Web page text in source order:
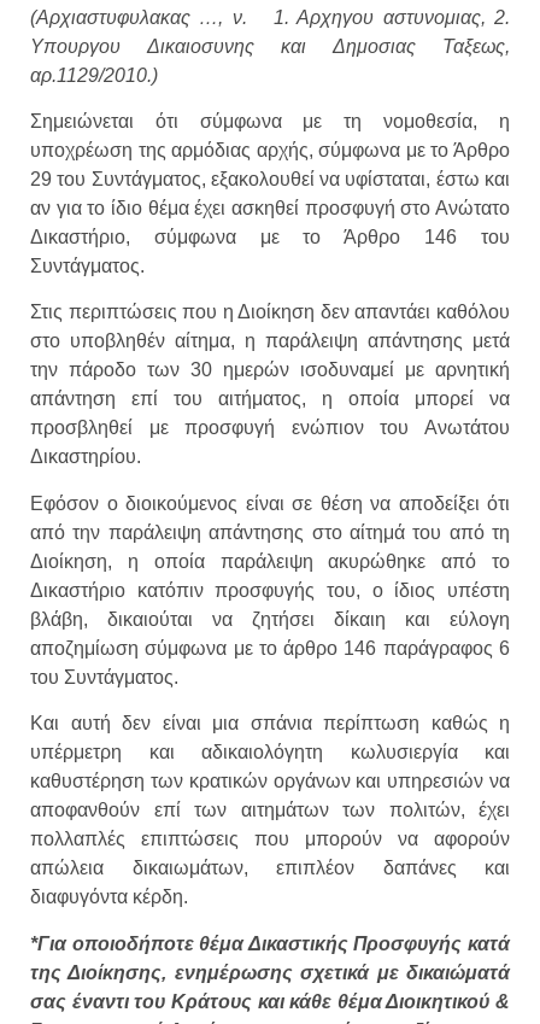
(Αρχιαστυφυλακας …, ν. 1. Αρχηγου αστυνομιας, 2.
Υπουργου Δικαιοσυνης και Δημοσιας Ταξεως,
αρ.1129/2010.)
Σημειώνεται ότι σύμφωνα με τη νομοθεσία, η
υποχρέωση της αρμόδιας αρχής, σύμφωνα με το Άρθρο
29 του Συντάγματος, εξακολουθεί να υφίσταται, έστω και
αν για το ίδιο θέμα έχει ασκηθεί προσφυγή στο Ανώτατο
Δικαστήριο, σύμφωνα με το Άρθρο 146 του
Συντάγματος.
Στις περιπτώσεις που η Διοίκηση δεν απαντάει καθόλου
στο υποβληθέν αίτημα, η παράλειψη απάντησης μετά
την πάροδο των 30 ημερών ισοδυναμεί με αρνητική
απάντηση επί του αιτήματος, η οποία μπορεί να
προσβληθεί με προσφυγή ενώπιον του Ανωτάτου
Δικαστηρίου.
Εφόσον ο διοικούμενος είναι σε θέση να αποδείξει ότι
από την παράλειψη απάντησης στο αίτημά του από τη
Διοίκηση, η οποία παράλειψη ακυρώθηκε από το
Δικαστήριο κατόπιν προσφυγής του, ο ίδιος υπέστη
βλάβη, δικαιούται να ζητήσει δίκαιη και εύλογη
αποζημίωση σύμφωνα με το άρθρο 146 παράγραφος 6
του Συντάγματος.
Και αυτή δεν είναι μια σπάνια περίπτωση καθώς η
υπέρμετρη και αδικαιολόγητη κωλυσιεργία και
καθυστέρηση των κρατικών οργάνων και υπηρεσιών να
αποφανθούν επί των αιτημάτων των πολιτών, έχει
πολλαπλές επιπτώσεις που μπορούν να αφορούν
απώλεια δικαιωμάτων, επιπλέον δαπάνες και
διαφυγόντα κέρδη.
*Για οποιοδήποτε θέμα Δικαστικής Προσφυγής κατά
της Διοίκησης, ενημέρωσης σχετικά με δικαιώματά
σας έναντι του Κράτους και κάθε θέμα Διοικητικού &